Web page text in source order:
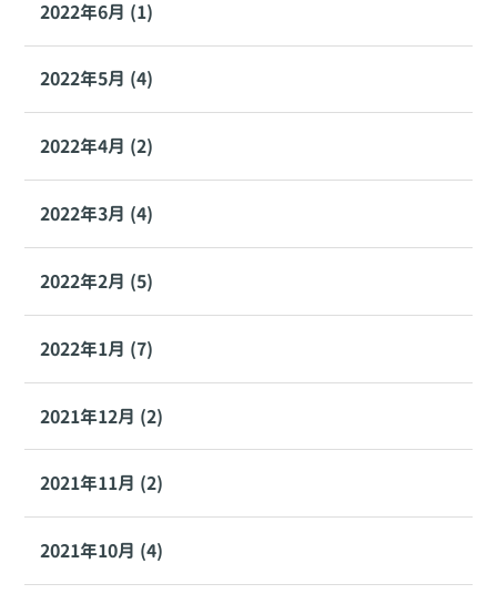
2022年6月 (1)
2022年5月 (4)
2022年4月 (2)
2022年3月 (4)
2022年2月 (5)
2022年1月 (7)
2021年12月 (2)
2021年11月 (2)
2021年10月 (4)